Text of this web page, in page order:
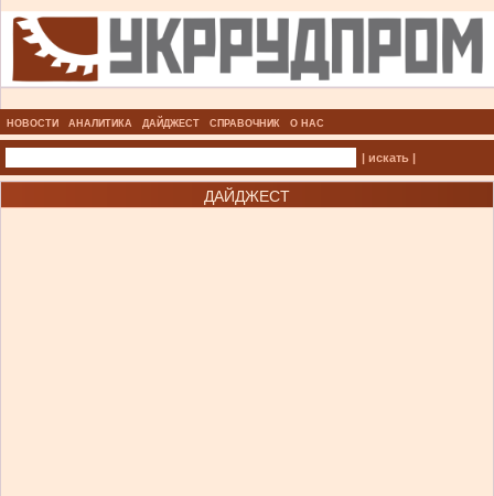
НОВОСТИ АНАЛИТИКА ДАЙДЖЕСТ СПРАВОЧНИК О НАС
| искать |
ДАЙДЖЕСТ